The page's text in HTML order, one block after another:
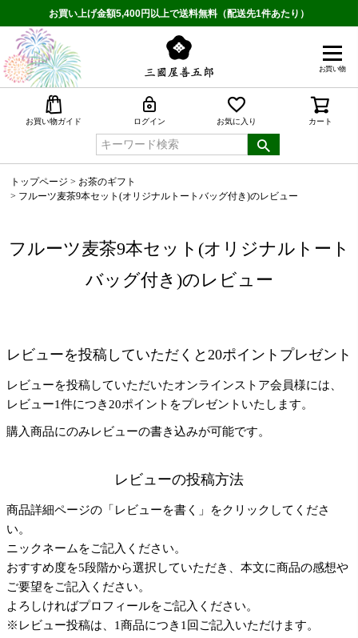
お買い上げ金額5,400円以上で送料無料（配送先1件あたり）
お買い物
お買い物ガイド ログイン お気に入り カート
トップページ
お茶のギフト
フルーツ麦茶9本セット(オリジナルトートバッグ付き)のレビュー
フルーツ麦茶9本セット(オリジナルトート
バッグ付き)のレビュー
レビューを投稿していただくと20ポイントプレゼント
レビューを投稿していただいたオンラインストア会員様には、
レビュー1件につき20ポイントをプレゼントいたします。
購入商品にのみレビューの書き込みが可能です。
レビューの投稿方法
商品詳細ページの「レビューを書く」をクリックしてくださ
い。
ニックネームをご記入ください。
おすすめ度を5段階から選択していただき、本文に商品の感想や
ご要望をご記入ください。
よろしければプロフィールをご記入ください。
※レビュー投稿は、1商品につき1回ご記入いただけます。